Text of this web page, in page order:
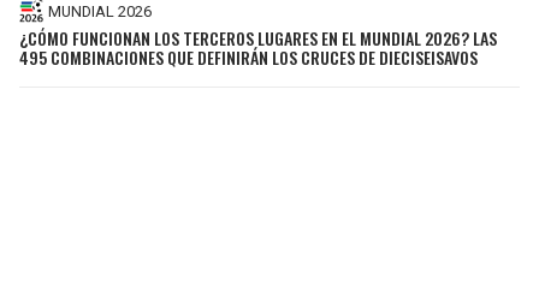
MUNDIAL 2026
¿CÓMO FUNCIONAN LOS TERCEROS LUGARES EN EL MUNDIAL 2026? LAS
495 COMBINACIONES QUE DEFINIRÁN LOS CRUCES DE DIECISEISAVOS